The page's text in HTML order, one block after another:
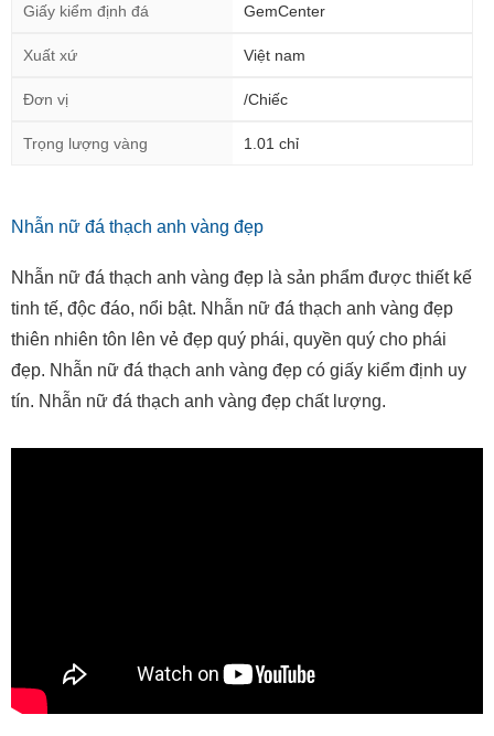
Giấy kiểm định đá GemCenter
Xuất xứ Việt nam
Đơn vị /Chiếc
Trọng lượng vàng 1.01 chỉ
Nhẫn nữ đá thạch anh vàng đẹp
Nhẫn nữ đá thạch anh vàng đẹp là sản phẩm được thiết kế
tinh tế, độc đáo, nổi bật. Nhẫn nữ đá thạch anh vàng đẹp
thiên nhiên tôn lên vẻ đẹp quý phái, quyền quý cho phái
đẹp. Nhẫn nữ đá thạch anh vàng đẹp có giấy kiểm định uy
tín. Nhẫn nữ đá thạch anh vàng đẹp chất lượng.